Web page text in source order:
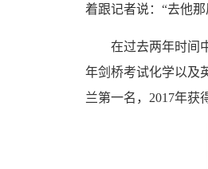
着跟记者说：“去他
在过去两年时间中
年剑桥考试化学以及
兰第一名，2017年获